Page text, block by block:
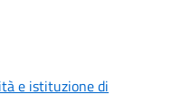
e istituzione di